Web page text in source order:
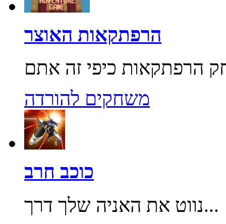
הרפתקאות האוצר
משחקים להורדה
כוכב חרב
נווט את האניה שלך דרך...